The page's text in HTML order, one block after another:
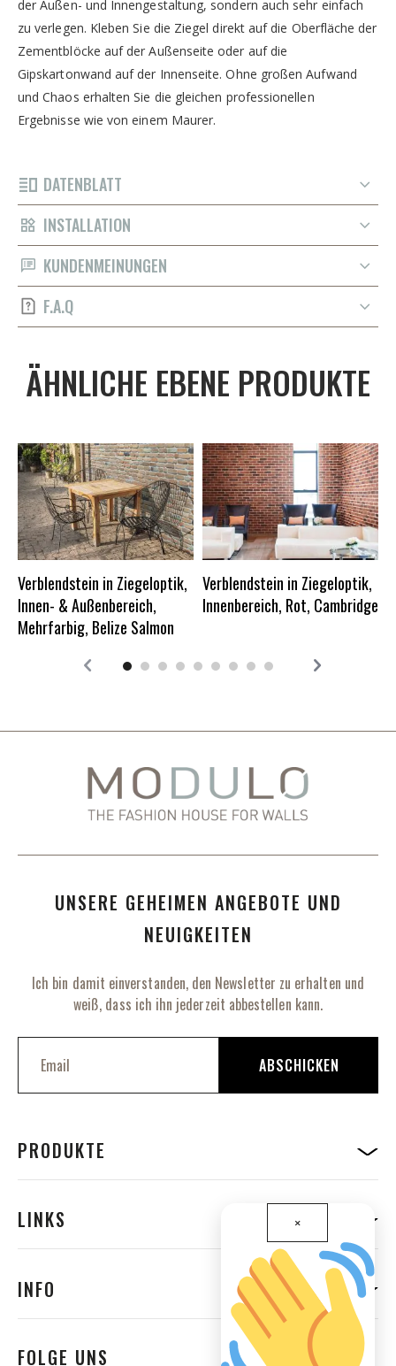
der Außen- und Innengestaltung, sondern auch sehr einfach
zu verlegen. Kleben Sie die Ziegel direkt auf die Oberfläche der
Zementblöcke auf der Außenseite oder auf die
Gipskartonwand auf der Innenseite. Ohne großen Aufwand
und Chaos erhalten Sie die gleichen professionellen
Ergebnisse wie von einem Maurer.
DATENBLATT
INSTALLATION
KUNDENMEINUNGEN
F.A.Q
ÄHNLICHE EBENE PRODUKTE
Verblendstein in Ziegeloptik,
Innen- & Außenbereich,
Mehrfarbig, Belize Salmon
Verblendstein in Ziegeloptik,
Innenbereich, Rot, Cambridge
UNSERE GEHEIMEN ANGEBOTE UND
NEUIGKEITEN
Ich bin damit einverstanden, den Newsletter zu erhalten und
weiß, dass ich ihn jederzeit abbestellen kann.
M
d
S
i
e
i
c
h
ü
r
s
ABSCHICKEN
PRODUKTE
LINKS
INFO
FOLGE UNS
×